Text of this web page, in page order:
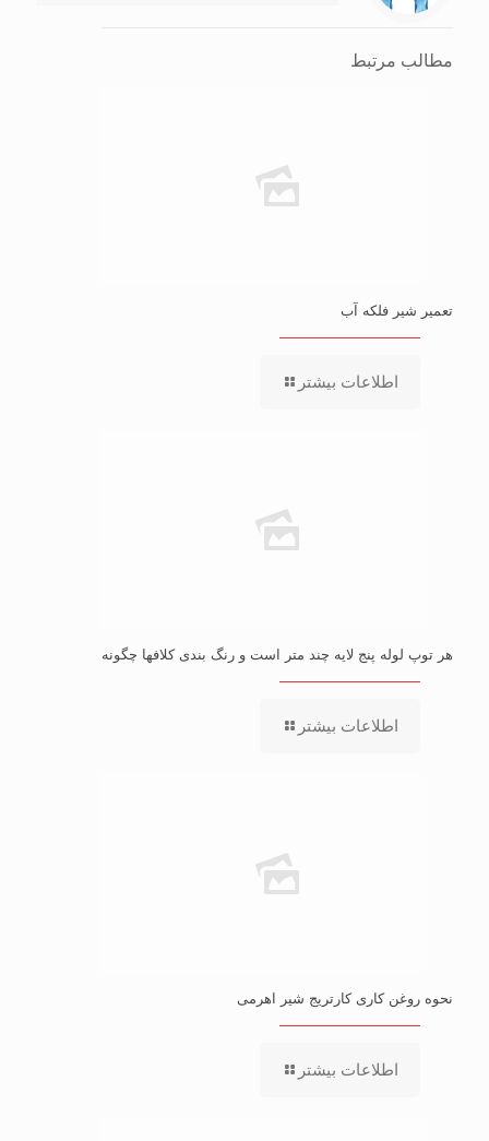
مطالب مرتبط
تعمیر شیر فلکه آب
اطلاعات بیشتر
هر توپ لوله پنج لایه چند متر است و رنگ بندی کلافها چگونه
اطلاعات بیشتر
نحوه روغن کاری کارتریج شیر اهرمی
اطلاعات بیشتر